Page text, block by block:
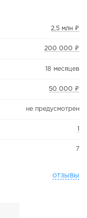
2,5 млн ₽
200 000 ₽
18 месяцев
50 000 ₽
не предусмотрен
1
7
отзывы